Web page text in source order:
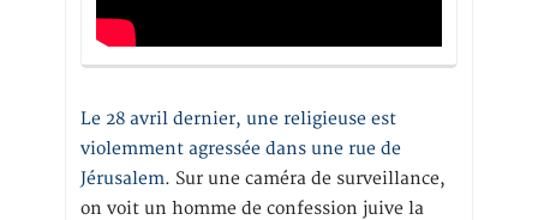
Le 28 avril dernier, une religieuse est
violemment agressée dans une rue de
Jérusalem. Sur une caméra de surveillance,
on voit un homme de confession juive la